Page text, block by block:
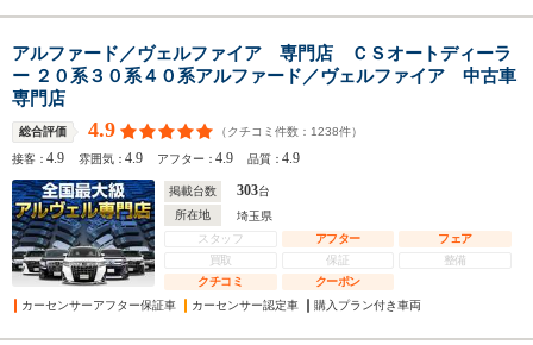
アルファード／ヴェルファイア 専門店 ＣＳオートディーラ
ー ２０系３０系４０系アルファード／ヴェルファイア 中古車
専門店
総合評価 4.9 （クチコミ件数： 1238件）
接客：4.9 雰囲気：4.9 アフター：4.9 品質：4.9
掲載台数 303台
所在地
埼玉県
スタッフ
アフター
フェア
買取
保証
整備
クチコミ
クーポン
カーセンサーアフター保証車
カーセンサー認定車 購入プラン付き車両